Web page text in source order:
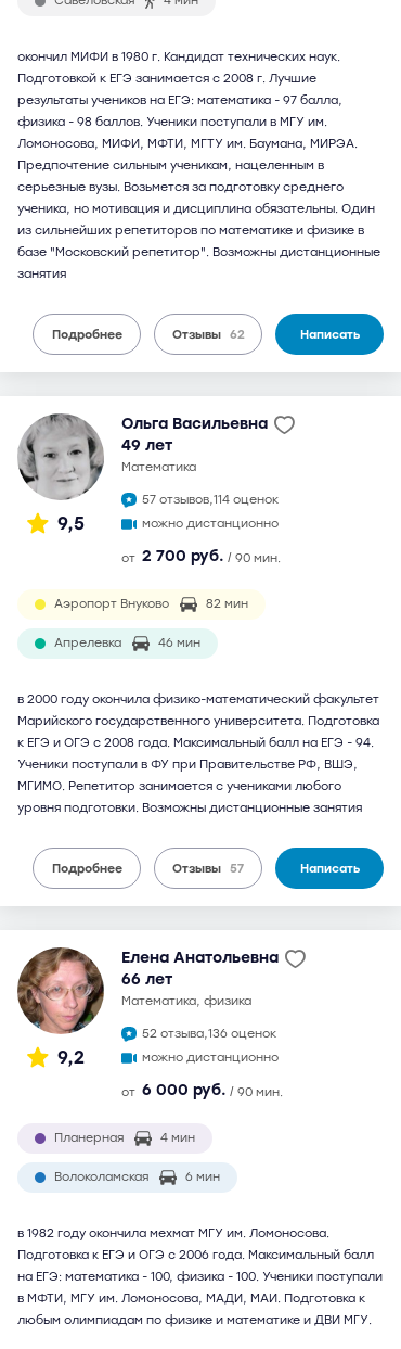
окончил МИФИ в 1980 г. Кандидат технических наук.
Подготовкой к ЕГЭ занимается с 2008 г. Лучшие
результаты учеников на ЕГЭ: математика - 97 балла,
физика - 98 баллов. Ученики поступали в МГУ им.
Ломоносова, МИФИ, МФТИ, МГТУ им. Баумана, МИРЭА.
Предпочтение сильным ученикам, нацеленным в
серьезные вузы. Возьмется за подготовку среднего
ученика, но мотивация и дисциплина обязательны. Один
из сильнейших репетиторов по математике и физике в
базе "Московский репетитор". Возможны дистанционные
занятия
Подробнее Отзывы 62 Написать
9,5
Ольга Васильевна
49 лет
математика
57 отзывов,114 оценок
можно дистанционно
от 2 700 руб. / 90 мин.
Аэропорт Внуково 82 мин
Апрелевка 46 мин
в 2000 году окончила физико-математический факультет
Марийского государственного университета. Подготовка
к ЕГЭ и ОГЭ с 2008 года. Максимальный балл на ЕГЭ - 94.
Ученики поступали в ФУ при Правительстве РФ, ВШЭ,
МГИМО. Репетитор занимается с учениками любого
уровня подготовки. Возможны дистанционные занятия
Подробнее Отзывы 57 Написать
9,2
Елена Анатольевна
66 лет
математика, физика
52 отзыва,136 оценок
можно дистанционно
от 6 000 руб. / 90 мин.
Планерная 4 мин
Волоколамская 6 мин
в 1982 году окончила мехмат МГУ им. Ломоносова.
Подготовка к ЕГЭ и ОГЭ с 2006 года. Максимальный балл
на ЕГЭ: математика - 100, физика - 100. Ученики поступали
в МФТИ, МГУ им. Ломоносова, МАДИ, МАИ. Подготовка к
любым олимпиадам по физике и математике и ДВИ МГУ.